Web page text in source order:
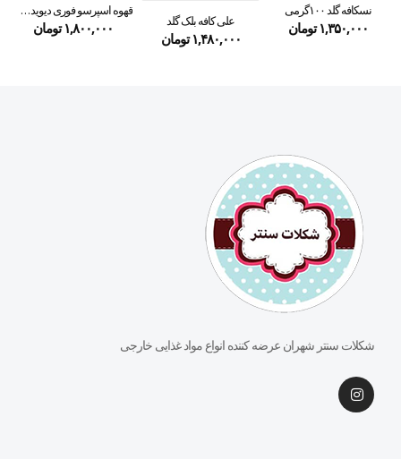
نسکافه گلد ۱۰۰گرمی
۱,۳۵۰,۰۰۰ تومان علی کافه بلک گلد
۱,۴۸۰,۰۰۰ تومان
قهوه اسپرسو فوری دیویدف ۱۰۰ گرمی
۱,۸۰۰,۰۰۰ تومان
شکلات سنتر شهران عرضه کننده انواع مواد غذایی خارجی